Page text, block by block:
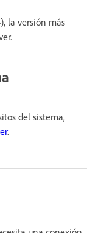
la versión más
del sistema,
.